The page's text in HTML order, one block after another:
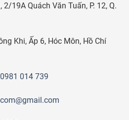
2/19A Quách Văn Tuấn, P. 12, Q.
Khi, Ấp 6, Hóc Môn, Hồ Chí
0981 014 739